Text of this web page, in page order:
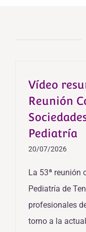
Vídeo
Reunión
Pediatría
20/07/2026
La 53ª reunión
Pediatría de
profesionales
torno a la